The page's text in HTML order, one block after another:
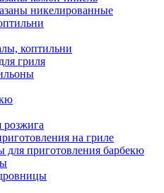
никелированные
коптильни
гриля
розжига
на гриле
для приготовления барбекю